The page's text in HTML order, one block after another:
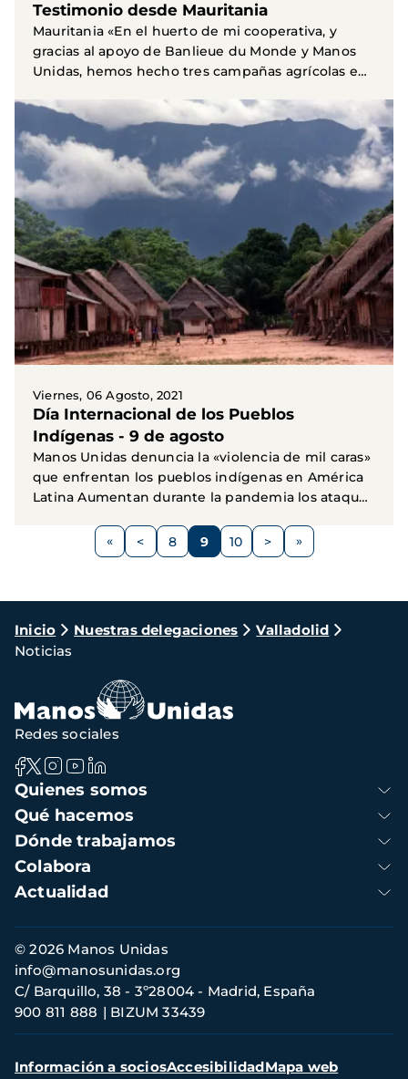
Testimonio desde Mauritania
Mauritania «En el huerto de mi cooperativa, y
gracias al apoyo de Banlieue du Monde y Manos
Unidas, hemos hecho tres campañas agrícolas en
Viernes, 06 Agosto, 2021
Día Internacional de los Pueblos
Indígenas - 9 de agosto
Manos Unidas denuncia la «violencia de mil caras»
que enfrentan los pueblos indígenas en América
Latina Aumentan durante la pandemia los ataques
Paginación
Página
< Página
8 Página
9 Página
10
Siguiente
>
Ruta
de
navegación
Inicio Nuestras delegaciones
Valladolid
Noticias
Navegación
principal
Quienes somos
Qué hacemos
Dónde trabajamos
Colabora
Actualidad
Redes sociales
Información
de
contacto
© 2026 Manos Unidas
C/ Barquillo, 38 - 3º28004 - Madrid, España
900 811 888
BIZUM 33439
info@manosunidas.org
Menú
Información a sociosAccesibilidadMapa web